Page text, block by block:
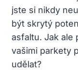
jste si nikdy
být skrytý
asfaltu. Jak ale
vašimi parkety
udělat?